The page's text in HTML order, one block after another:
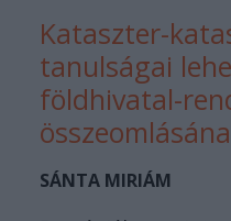
Kataszter-
tanulságai
földhivatal-
SÁNTA MIRIÁM